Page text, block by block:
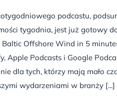
podcastu,
tygodnia, jest już gotowy
Offshore Wind in 5
Apple Podcasts i Google
dla tych, którzy mają mało
wydarzeniami w branży [...]